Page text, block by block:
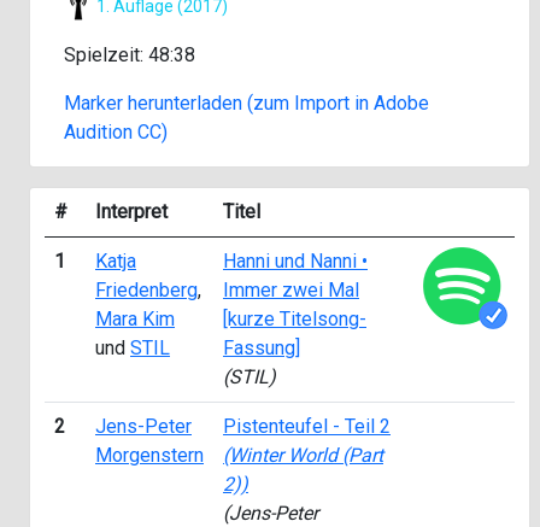
1. Auflage (2017)
Spielzeit: 48:38
Marker herunterladen (zum Import in Adobe
Audition CC)
# Interpret Titel
1
Katja
Friedenberg,
Mara Kim
und STIL
Hanni und Nanni •
Immer zwei Mal
[kurze Titelsong-
Fassung]
(STIL)
2
Jens-Peter
Morgenstern
Pistenteufel - Teil 2
(Winter World (Part
2))
(Jens-Peter